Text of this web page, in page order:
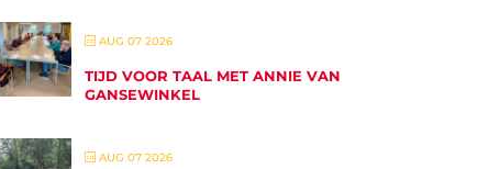
AUG 07 2026
TIJD VOOR TAAL MET ANNIE VAN
GANSEWINKEL
AUG 07 2026